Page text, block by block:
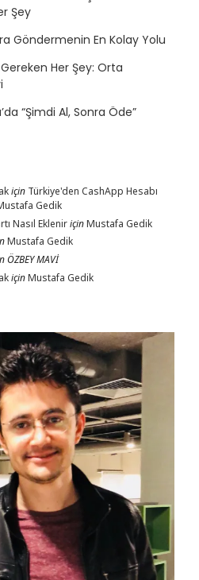
Şey
Göndermenin En Kolay Yolu
Her Şey: Orta
“Şimdi Al, Sonra Öde”
için Türkiye'den CashApp Hesabı
Gedik
Nasıl EkleniriçinMustafa Gedik
Mustafa Gedik
ÖZBEY MAVİ
içinMustafa Gedik